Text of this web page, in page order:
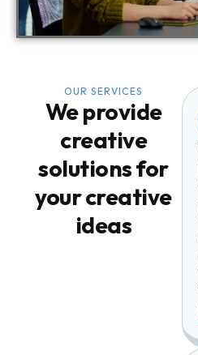
OUR SERVICES
We provide
creative
solutions for
your creative
ideas